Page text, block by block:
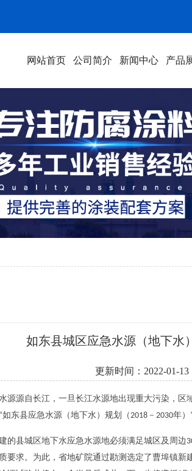
网站首页 公司简介 新闻中心 产品
如东县城区应急水源（地下水
更新时间：2022-01-
源源自长江，一旦长江水源地出现重大污染，
“如东县应急水源（地下水）规划（2018 － 2030年）
的县城区地下水应急水源地必须满足城区及周边
要求。为此，省地矿院通过勘测选定了曹埠镇新